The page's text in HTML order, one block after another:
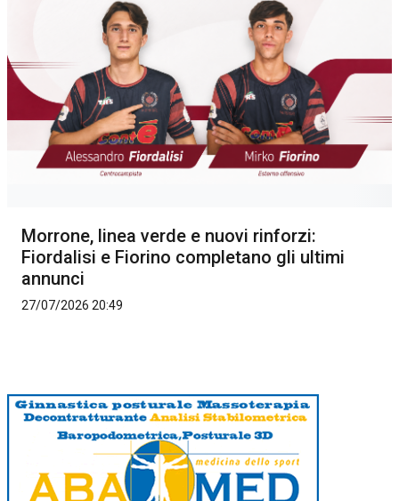
Morrone, linea verde e nuovi rinforzi:
Fiordalisi e Fiorino completano gli ultimi
annunci
27/07/2026 20:49